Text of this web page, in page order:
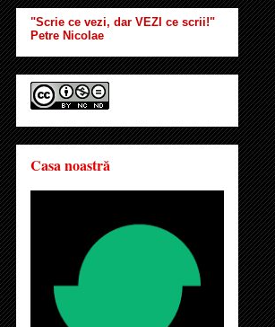
"Scrie ce vezi, dar VEZI ce scrii!"
Petre Nicolae
Casa noastră